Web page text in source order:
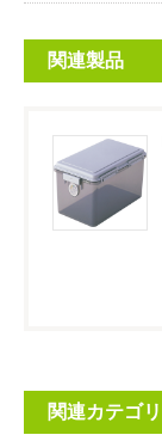
関連製品
関連カテゴリ